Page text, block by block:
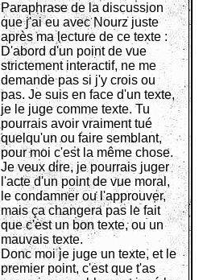
Paraphrase de la discussion
que j'ai eu avec Nourz juste
après ma lecture de ce texte :
D'abord d'un point de vue
strictement interactif, ne me
demande pas si j'y crois ou
pas. Je suis en face d'un texte,
je le juge comme texte. Tu
pourrais avoir vraiment tué
quelqu'un ou faire semblant,
pour moi c'est la même chose.
Je veux dire, je pourrais juger
l'acte d'un point de vue moral,
le condamner ou l'approuver,
mais ça changera pas le fait
que c'est un bon texte, ou un
mauvais texte.
Donc moi je juge un texte, et le
premier point, c'est que t'as